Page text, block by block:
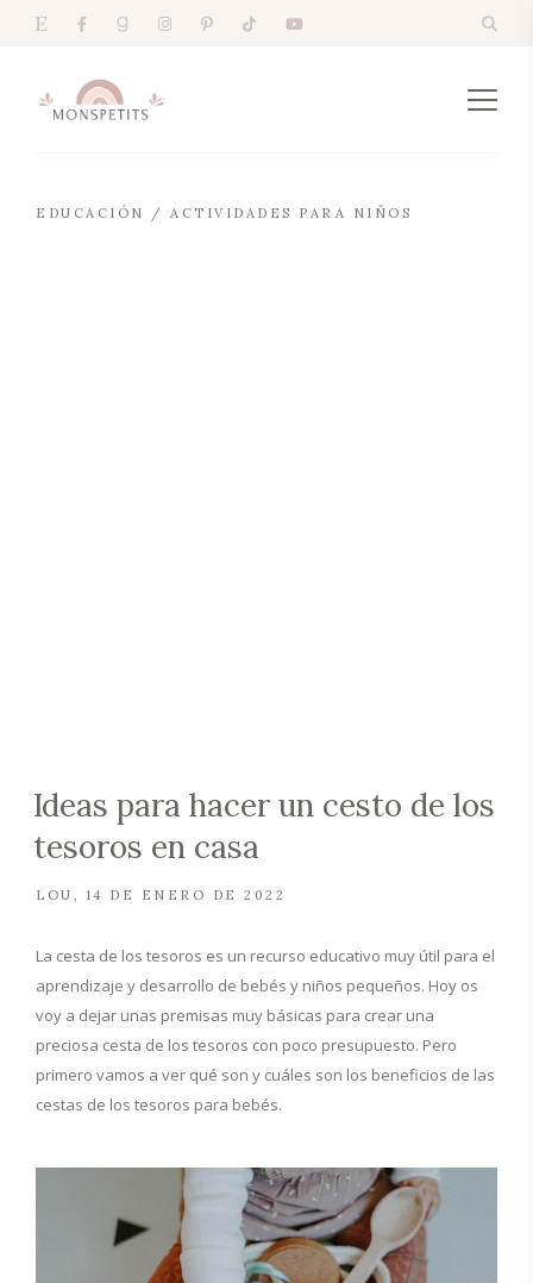
EDUCACIÓN / ACTIVIDADES PARA NIÑOS
Ideas para hacer un cesto de los
tesoros en casa
LOU 14 DE ENERO DE 2022
La cesta de los tesoros es un recurso educativo muy útil para el
aprendizaje y desarrollo de bebés y niños pequeños. Hoy os
voy a dejar unas premisas muy básicas para crear una
preciosa cesta de los tesoros con poco presupuesto. Pero
primero vamos a ver qué son y cuáles son los beneficios de las
cestas de los tesoros para bebés.